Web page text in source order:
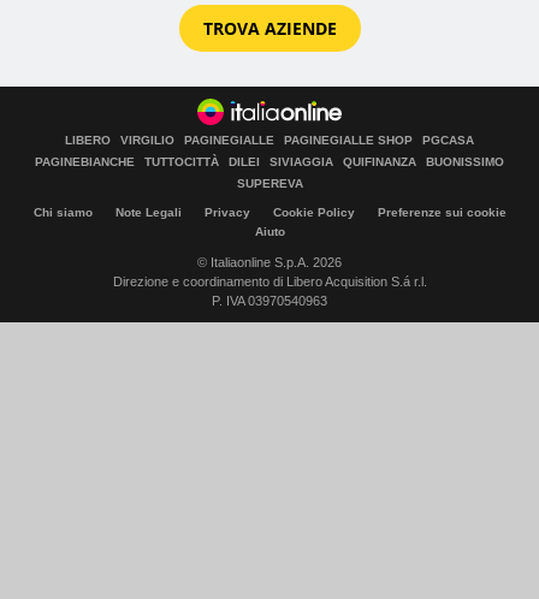
TROVA AZIENDE
LIBERO VIRGILIO PAGINEGIALLE PAGINEGIALLE SHOP
PGCASA
PAGINEBIANCHE
TUTTOCITTÀ DILEI SIVIAGGIA QUIFINANZA
BUONISSIMO
SUPEREVA
Chi siamo Note Legali Privacy Cookie Policy
Preferenze sui cookie
Aiuto
© Italiaonline S.p.A. 2026
Direzione e coordinamento di Libero Acquisition S.á r.l.
P. IVA 03970540963